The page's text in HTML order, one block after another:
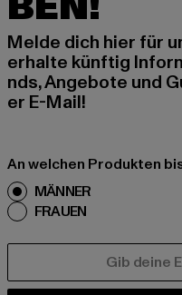
Melde dich hier für
erhalte künftig
nds, Angebote und
er E-Mail!
An welchen Produkten
MÄNNER
FRAUEN